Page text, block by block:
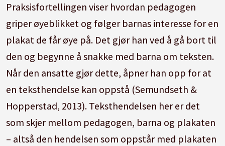
Praksisfortellingen viser hvordan pedagogen
griper øyeblikket og følger barnas interesse for en
plakat de får øye på. Det gjør han ved å gå bort til
den og begynne å snakke med barna om teksten.
Når den ansatte gjør dette, åpner han opp for at
en teksthendelse kan oppstå (Semundseth &
Hopperstad, 2013). Teksthendelsen her er det
som skjer mellom pedagogen, barna og plakaten
– altså den hendelsen som oppstår med plakaten